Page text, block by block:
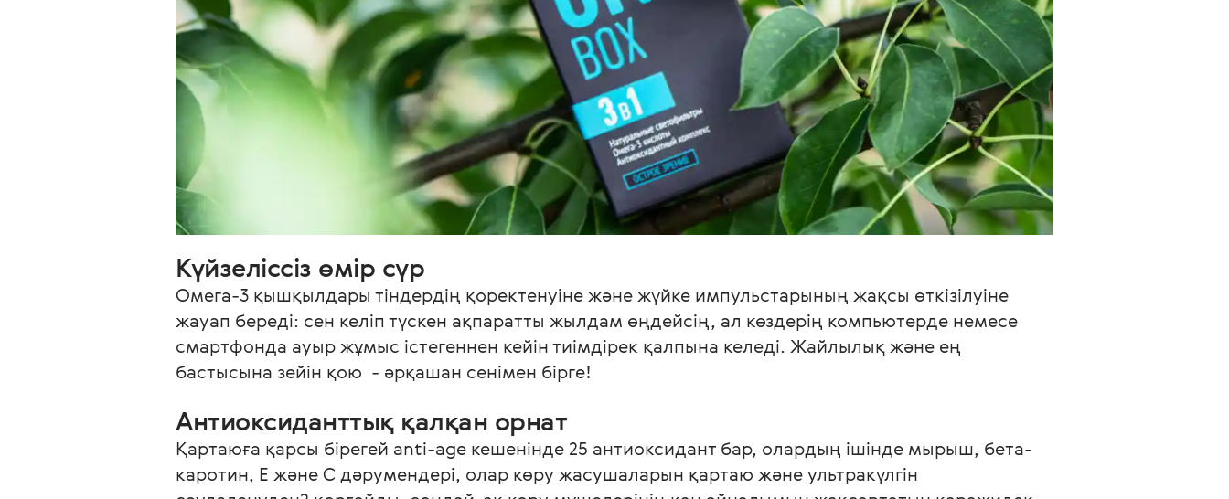
Күйзеліссіз өмір сүр
Омега-3 қышқылдары тіндердің қоректенуіне және жүйке импульстарының жақсы өткізілуіне
жауап береді: сен келіп түскен ақпаратты жылдам өңдейсің, ал көздерің компьютерде немесе
смартфонда ауыр жұмыс істегеннен кейін тиімдірек қалпына келеді. Жайлылық және ең
бастысына зейін қою  - әрқашан сенімен бірге!
Антиоксиданттық қалқан орнат
Қартаюға қарсы бірегей anti-age кешенінде 25 антиоксидант бар, олардың ішінде мырыш, бета-
каротин, Е және С дәрумендері, олар көру жасушаларын қартаю және ультракүлгін